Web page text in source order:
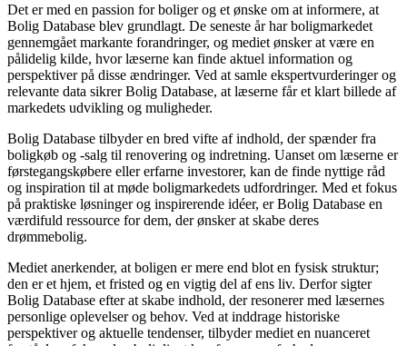
Det er med en passion for boliger og et ønske om at informere, at
Bolig Database blev grundlagt. De seneste år har boligmarkedet
gennemgået markante forandringer, og mediet ønsker at være en
pålidelig kilde, hvor læserne kan finde aktuel information og
perspektiver på disse ændringer. Ved at samle ekspertvurderinger og
relevante data sikrer Bolig Database, at læserne får et klart billede af
markedets udvikling og muligheder.
Bolig Database tilbyder en bred vifte af indhold, der spænder fra
boligkøb og -salg til renovering og indretning. Uanset om læserne er
førstegangskøbere eller erfarne investorer, kan de finde nyttige råd
og inspiration til at møde boligmarkedets udfordringer. Med et fokus
på praktiske løsninger og inspirerende idéer, er Bolig Database en
værdifuld ressource for dem, der ønsker at skabe deres
drømmebolig.
Mediet anerkender, at boligen er mere end blot en fysisk struktur;
den er et hjem, et fristed og en vigtig del af ens liv. Derfor sigter
Bolig Database efter at skabe indhold, der resonerer med læsernes
personlige oplevelser og behov. Ved at inddrage historiske
perspektiver og aktuelle tendenser, tilbyder mediet en nuanceret